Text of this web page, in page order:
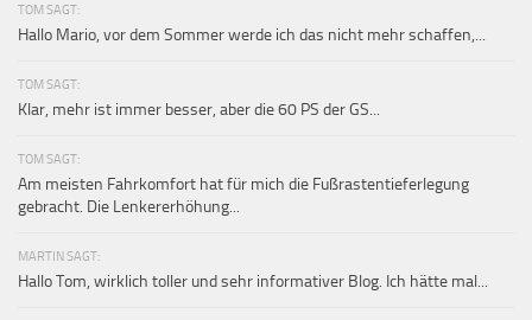
TOM SAGT:
Hallo Mario, vor dem Sommer werde ich das nicht mehr schaffen,...
TOM SAGT:
Klar, mehr ist immer besser, aber die 60 PS der GS...
TOM SAGT:
Am meisten Fahrkomfort hat für mich die Fußrastentieferlegung
gebracht. Die Lenkererhöhung...
MARTIN SAGT:
Hallo Tom, wirklich toller und sehr informativer Blog. Ich hätte mal...